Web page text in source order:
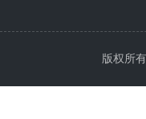
版权所